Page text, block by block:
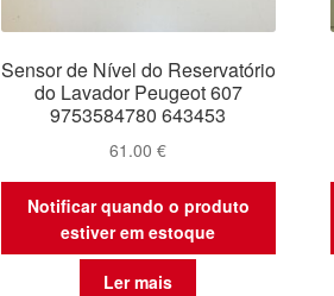
Sensor de Nível do Reservatório
do Lavador Peugeot 607
9753584780 643453
61.00€
Notificar quando o produto
estiver em estoque
Ler mais